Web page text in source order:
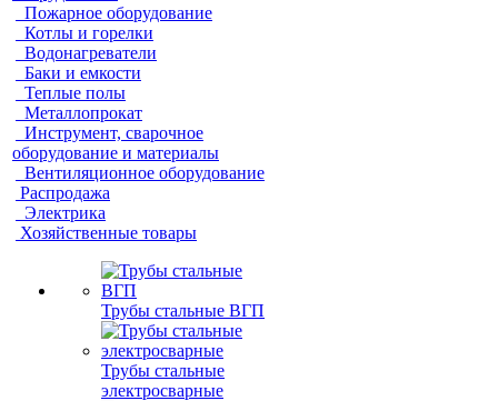
Пожарное оборудование
Котлы и горелки
Водонагреватели
Баки и емкости
Теплые полы
Металлопрокат
Инструмент, сварочное
оборудование и материалы
Вентиляционное оборудование
Распродажа
Электрика
Хозяйственные товары
Трубы стальные ВГП
Трубы стальные
электросварные